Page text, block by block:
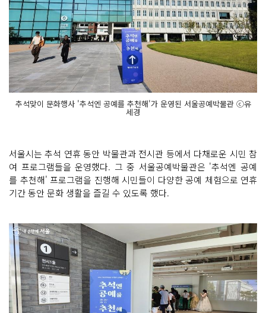
추석맞이 문화행사 '추석엔 공예를 추천해'가 운영된 서울공예박물관 ⓒ유
세경
서울시는 추석 연휴 동안 박물관과 전시관 등에서 다채로운 시민 참
여 프로그램들을 운영했다. 그 중 서울공예박물관은 '추석엔 공예
를 추천해' 프로그램을 진행해 시민들이 다양한 공예 체험으로 연휴
기간 동안 문화 생활을 즐길 수 있도록 했다.